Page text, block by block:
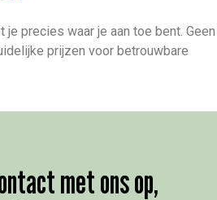
je precies waar je aan toe bent. Geen
prijzen voor betrouwbare
met ons op,